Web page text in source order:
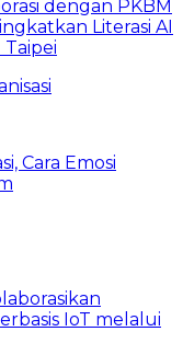
dengan PKBM
Literasi AI
Cara Emosi
IoT melalui